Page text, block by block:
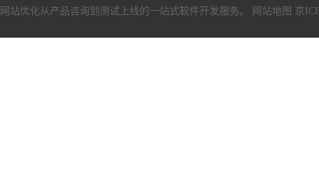
网站优化从产品咨询到测试上线的一站式软件开发服务。
网站地图 京